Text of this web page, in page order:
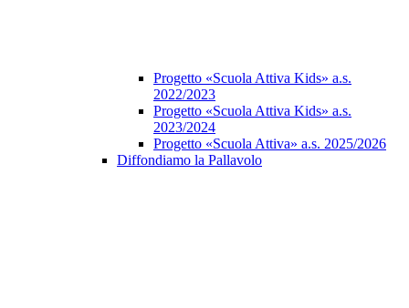
Progetto «Scuola Attiva Kids» a.s.
2022/2023
Progetto «Scuola Attiva Kids» a.s.
2023/2024
Progetto «Scuola Attiva» a.s. 2025/2026
Diffondiamo la Pallavolo